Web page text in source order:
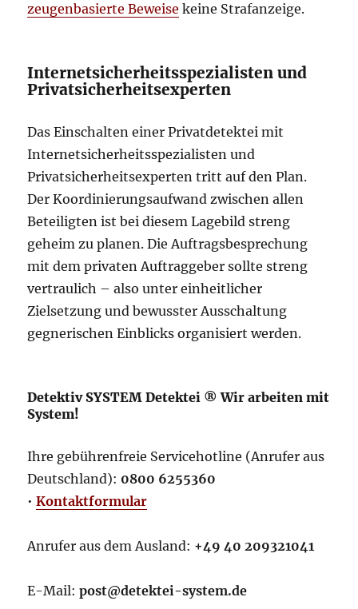
zeugenbasierte Beweise keine Strafanzeige.
Internetsicherheitsspezialisten und
Privatsicherheitsexperten
Das Einschalten einer Privatdetektei mit
Internetsicherheitsspezialisten und
Privatsicherheitsexperten tritt auf den Plan.
Der Koordinierungsaufwand zwischen allen
Beteiligten ist bei diesem Lagebild streng
geheim zu planen. Die Auftragsbesprechung
mit dem privaten Auftraggeber sollte streng
vertraulich – also unter einheitlicher
Zielsetzung und bewusster Ausschaltung
gegnerischen Einblicks organisiert werden.
Detektiv SYSTEM Detektei ® Wir arbeiten mit
System!
Ihre gebührenfreie Servicehotline (Anrufer aus
Deutschland): 0800 6255360
•Kontaktformular
Anrufer aus dem Ausland: +49 40 209321041
E-Mail:post@detektei-system.de